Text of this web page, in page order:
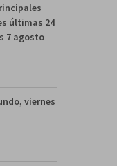
últimas 24
7 agosto
viernes